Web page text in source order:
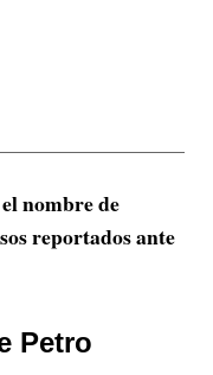
el nombre de
reportados ante
Petro